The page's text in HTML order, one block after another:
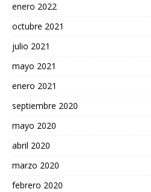
enero 2022
octubre 2021
julio 2021
mayo 2021
enero 2021
septiembre 2020
mayo 2020
abril 2020
marzo 2020
febrero 2020